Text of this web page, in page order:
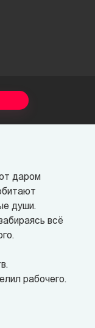
даром
души.
всё
рабочего.